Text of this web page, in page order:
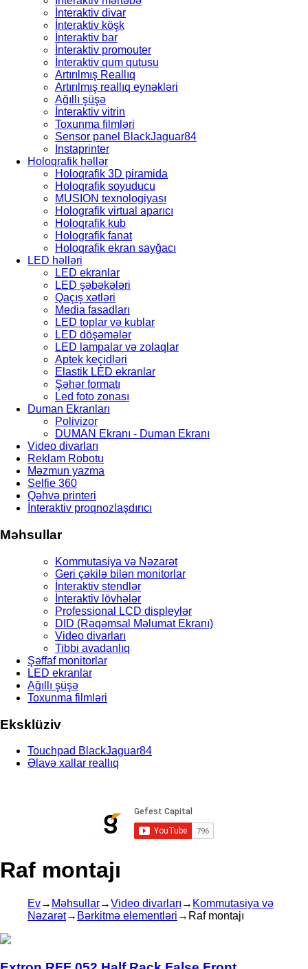
İnteraktiv divar
İnteraktiv köşk
İnteraktiv bar
İnteraktiv promouter
İnteraktiv qum qutusu
Artırılmış Reallıq
Artırılmış reallıq eynəkləri
Ağıllı şüşə
İnteraktiv vitrin
Toxunma filmləri
Sensor panel BlackJaguar84
Instaprinter
Holoqrafik həllər
Holoqrafik 3D piramida
Holoqrafik soyuducu
MUSION texnologiyası
Holografik virtual aparıcı
Holoqrafik kub
Holografik fanat
Holoqrafik ekran sayğacı
LED həlləri
LED ekranlar
LED şəbəkələri
Qaçış xətləri
Media fasadları
LED toplar və kublar
LED döşəmələr
LED lampalar və zolaqlar
Aptek keçidləri
Elastik LED ekranlar
Şəhər formatı
Led foto zonası
Duman Ekranları
Polivizor
DUMAN Ekranı - Duman Ekranı
Video divarları
Reklam Robotu
Məzmun yazma
Selfie 360
Qəhvə printeri
İnteraktiv proqnozlaşdırıcı
Məhsullar
Kommutasiya və Nəzarət
Geri çəkilə bilən monitorlar
İnteraktiv stendlər
İnteraktiv lövhələr
Professional LCD displeylər
DID (Rəqəmsal Məlumat Ekranı)
Video divarları
Tibbi avadanlıq
Şəffaf monitorlar
LED ekranlar
Ağıllı şüşə
Toxunma filmləri
Eksklüziv
Touchpad BlackJaguar84
Əlavə xallar reallıq
Raf montajı
Ev→ Məhsullar→Video divarları → Kommutasiya və
Nəzarət→ Bərkitmə elementləri → Raf montajı